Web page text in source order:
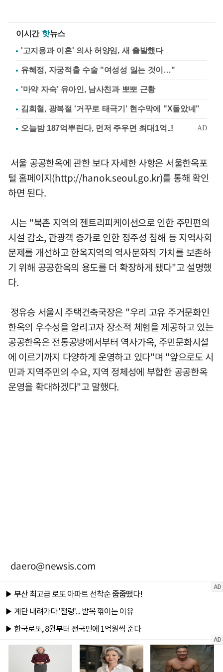
이시간 핫뉴스
'고지용과 이혼' 의사 허양임, 새 출발했다
유혜정, 자궁적출 수술 "여성성 잃는 것이…"
'마약 자숙' 유아인, 남사친과 뽀뽀 근황
김희철, 광복절 '거꾸로 태극기' 현수막에 "X돌았네"
서울 공공한옥에 관한 보다 자세한 사항은 서울한옥포
털 홈페이지(http://hanok.seoul.go.kr)를 통해 확인
하면 된다.
시는 "북촌 지역의 젠트리피케이션으로 인한 주민편의
시설 감소, 관광객 증가로 인한 정주성 침해 등 지역사회
문제를 개선하고 한옥지역의 역사문화적 가치를 보존하
기 위해 공공한옥의 용도를 더 확장하게 됐다"고 설명했
다.
정유승 서울시 주택건축국장은 "우리 고유 주거문화인
한옥의 우수성을 알리고자 장소적 체험을 제공하고 있는
공공한옥은 전통공방에서부터 역사가옥, 주민문화시설
에 이르기까지 다양하게 운영하고 있다"며 "앞으로도 시
민과 지역주민의 수요, 지역 정체성에 부합한 공공한옥
운영을 확대하겠다"고 말했다.
daero@newsis.com